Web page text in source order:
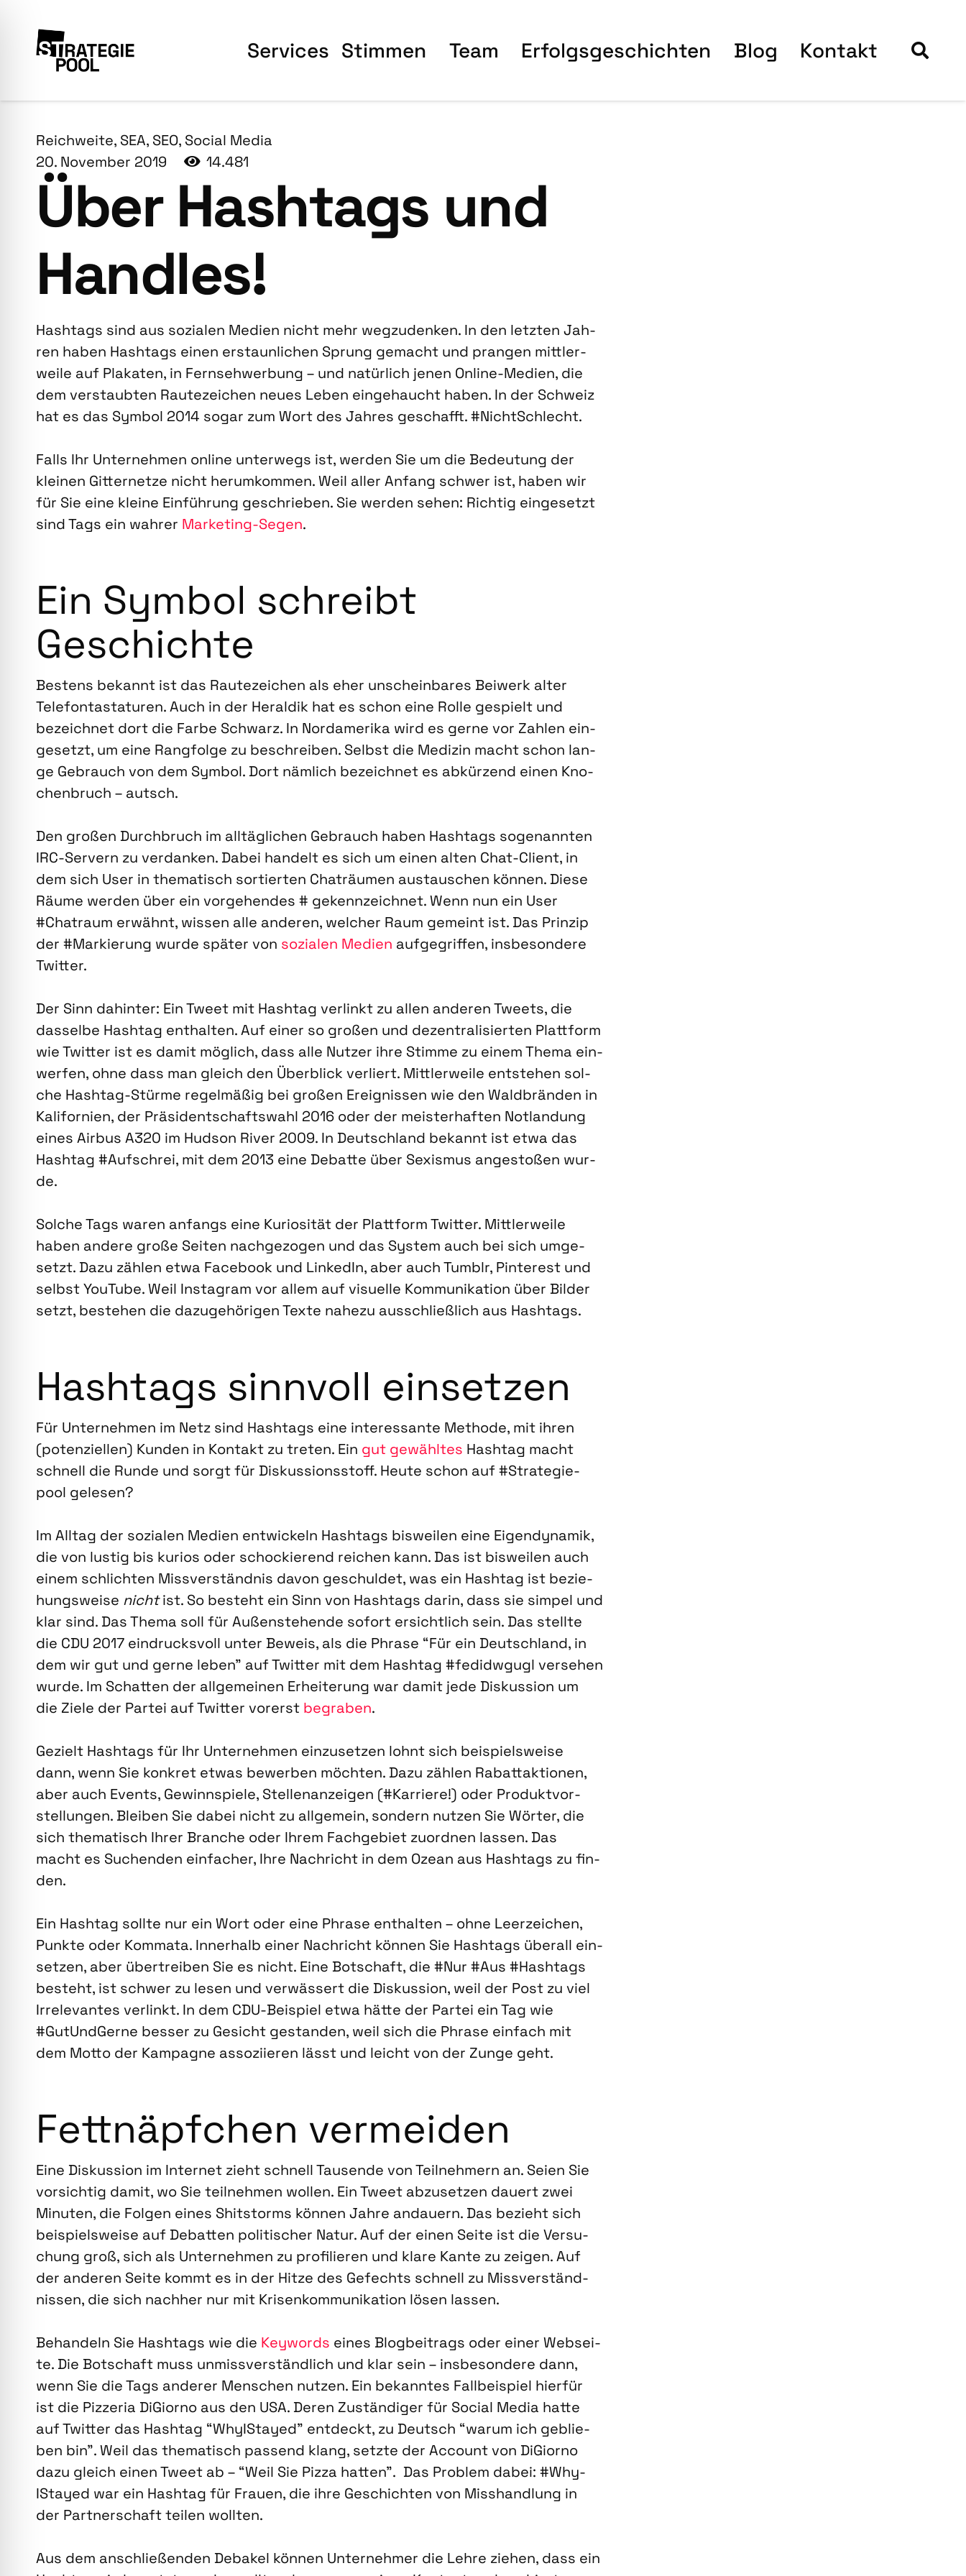
Ser­vices Stim­men Team Erfolgs­ge­schich­ten Blog Kon­takt
Reichweite, SEA, SEO, Social Media
20. November 2019
14.481
Über Hash­tags und
Hand­les!
Hash­tags sind aus sozia­len Medi­en nicht mehr weg­zu­den­ken. In den letz­ten Jah­
ren haben Hash­tags einen erstaun­li­chen Sprung gemacht und pran­gen mitt­ler­
wei­le auf Pla­ka­ten, in Fern­seh­wer­bung – und natür­lich jenen Online-Medi­en, die
dem ver­staub­ten Rau­te­zei­chen neu­es Leben ein­ge­haucht haben. In der Schweiz
hat es das Sym­bol 2014 sogar zum Wort des Jah­res geschafft. #Nicht­Schlecht.
Falls Ihr Unter­neh­men online unter­wegs ist, wer­den Sie um die Bedeu­tung der
klei­nen Git­ter­net­ze nicht her­um­kom­men. Weil aller Anfang schwer ist, haben wir
für Sie eine klei­ne Ein­füh­rung geschrie­ben. Sie wer­den sehen: Rich­tig ein­ge­setzt
sind Tags ein wah­rer Mar­ke­ting-Segen.
Ein Sym­bol schreibt
Geschich­te
Bes­tens bekannt ist das Rau­te­zei­chen als eher unschein­ba­res Bei­werk alter
Tele­fon­tas­ta­tu­ren. Auch in der Heral­dik hat es schon eine Rol­le gespielt und
bezeich­net dort die Far­be Schwarz. In Nord­ame­ri­ka wird es ger­ne vor Zah­len ein­
ge­setzt, um eine Rang­fol­ge zu beschrei­ben. Selbst die Medi­zin macht schon lan­
ge Gebrauch von dem Sym­bol. Dort näm­lich bezeich­net es abkür­zend einen Kno­
chen­bruch – autsch.
Den gro­ßen Durch­bruch im all­täg­li­chen Gebrauch haben Hash­tags soge­nann­ten
IRC-Ser­vern zu ver­dan­ken. Dabei han­delt es sich um einen alten Chat-Cli­ent, in
dem sich User in the­ma­tisch sor­tier­ten Chat­räu­men aus­tau­schen kön­nen. Die­se
Räu­me wer­den über ein vor­ge­hen­des # gekenn­zeich­net. Wenn nun ein User
#Chat­raum erwähnt, wis­sen alle ande­ren, wel­cher Raum gemeint ist. Das Prin­zip
der #Mar­kie­rung wur­de spä­ter von sozia­len Medi­en auf­ge­grif­fen, ins­be­son­de­re
Twit­ter.
Der Sinn dahin­ter: Ein Tweet mit Hash­tag ver­linkt zu allen ande­ren Tweets, die
das­sel­be Hash­tag ent­hal­ten. Auf einer so gro­ßen und dezen­tra­li­sier­ten Platt­form
wie Twit­ter ist es damit mög­lich, dass alle Nut­zer ihre Stim­me zu einem The­ma ein­
wer­fen, ohne dass man gleich den Über­blick ver­liert. Mitt­ler­wei­le ent­ste­hen sol­
che Hash­tag-Stür­me regel­mä­ßig bei gro­ßen Ereig­nis­sen wie den Wald­brän­den in
Kali­for­ni­en, der Prä­si­dent­schafts­wahl 2016 oder der meis­ter­haf­ten Not­lan­dung
eines Air­bus A320 im Hud­son River 2009. In Deutsch­land bekannt ist etwa das
Hash­tag #Auf­schrei, mit dem 2013 eine Debat­te über Sexis­mus ange­sto­ßen wur­
de.
Sol­che Tags waren anfangs eine Kurio­si­tät der Platt­form Twit­ter. Mitt­ler­wei­le
haben ande­re gro­ße Sei­ten nach­ge­zo­gen und das Sys­tem auch bei sich umge­
setzt. Dazu zäh­len etwa Face­book und Lin­ke­dIn, aber auch Tumb­lr, Pin­te­rest und
selbst You­Tube. Weil Insta­gram vor allem auf visu­el­le Kom­mu­ni­ka­ti­on über Bil­der
setzt, bestehen die dazu­ge­hö­ri­gen Tex­te nahe­zu aus­schließ­lich aus Hash­tags.
Hash­tags sinn­voll ein­set­zen
Für Unter­neh­men im Netz sind Hash­tags eine inter­es­san­te Metho­de, mit ihren
(poten­zi­el­len) Kun­den in Kon­takt zu tre­ten. Ein gut gewähl­tes Hash­tag macht
schnell die Run­de und sorgt für Dis­kus­si­ons­stoff. Heu­te schon auf #Stra­te­gie­
pool gele­sen?
Im All­tag der sozia­len Medi­en ent­wi­ckeln Hash­tags bis­wei­len eine Eigen­dy­na­mik,
die von lus­tig bis kuri­os oder scho­ckie­rend rei­chen kann. Das ist bis­wei­len auch
einem schlich­ten Miss­ver­ständ­nis davon geschul­det, was ein Hash­tag ist bezie­
hungs­wei­se nichtist. So besteht ein Sinn von Hash­tags dar­in, dass sie sim­pel und
klar sind. Das The­ma soll für Außen­ste­hen­de sofort ersicht­lich sein. Das stell­te
die CDU 2017 ein­drucks­voll unter Beweis, als die Phra­se “Für ein Deutsch­land, in
dem wir gut und ger­ne leben” auf Twit­ter mit dem Hash­tag #fedidw­gugl ver­se­hen
wur­de. Im Schat­ten der all­ge­mei­nen Erhei­te­rung war damit jede Dis­kus­si­on um
die Zie­le der Par­tei auf Twit­ter vor­erst begra­ben.
Gezielt Hash­tags für Ihr Unter­neh­men ein­zu­set­zen lohnt sich bei­spiels­wei­se
dann, wenn Sie kon­kret etwas bewer­ben möch­ten. Dazu zäh­len Rabatt­ak­tio­nen,
aber auch Events, Gewinn­spie­le, Stel­len­an­zei­gen (#Kar­rie­re!) oder Pro­dukt­vor­
stel­lun­gen. Blei­ben Sie dabei nicht zu all­ge­mein, son­dern nut­zen Sie Wör­ter, die
sich the­ma­tisch Ihrer Bran­che oder Ihrem Fach­ge­biet zuord­nen las­sen. Das
macht es Suchen­den ein­fa­cher, Ihre Nach­richt in dem Oze­an aus Hash­tags zu fin­
den.
Ein Hash­tag soll­te nur ein Wort oder eine Phra­se ent­hal­ten – ohne Leer­zei­chen,
Punk­te oder Kom­ma­ta. Inner­halb einer Nach­richt kön­nen Sie Hash­tags über­all ein­
set­zen, aber über­trei­ben Sie es nicht. Eine Bot­schaft, die #Nur #Aus #Hash­tags
besteht, ist schwer zu lesen und ver­wäs­sert die Dis­kus­si­on, weil der Post zu viel
Irrele­van­tes ver­linkt. In dem CDU-Bei­spiel etwa hät­te der Par­tei ein Tag wie
#GutUnd­Ger­ne bes­ser zu Gesicht gestan­den, weil sich die Phra­se ein­fach mit
dem Mot­to der Kam­pa­gne asso­zi­ie­ren lässt und leicht von der Zun­ge geht.
Fett­näpf­chen ver­mei­den
Eine Dis­kus­si­on im Inter­net zieht schnell Tau­sen­de von Teil­neh­mern an. Sei­en Sie
vor­sich­tig damit, wo Sie teil­neh­men wol­len. Ein Tweet abzu­set­zen dau­ert zwei
Minu­ten, die Fol­gen eines Shit­s­torms kön­nen Jah­re andau­ern. Das bezieht sich
bei­spiels­wei­se auf Debat­ten poli­ti­scher Natur. Auf der einen Sei­te ist die Ver­su­
chung groß, sich als Unter­neh­men zu pro­fi­lie­ren und kla­re Kan­te zu zei­gen. Auf
der ande­ren Sei­te kommt es in der Hit­ze des Gefechts schnell zu Miss­ver­ständ­
nis­sen, die sich nach­her nur mit Kri­sen­kom­mu­ni­ka­ti­on lösen las­sen.
Behan­deln Sie Hash­tags wie die Key­words eines Blog­bei­trags oder einer Web­sei­
te. Die Bot­schaft muss unmiss­ver­ständ­lich und klar sein – ins­be­son­de­re dann,
wenn Sie die Tags ande­rer Men­schen nut­zen. Ein bekann­tes Fall­bei­spiel hier­für
ist die Piz­ze­ria DiGior­no aus den USA. Deren Zustän­di­ger für Social Media hat­te
auf Twit­ter das Hash­tag “Why­IStay­ed” ent­deckt, zu Deutsch “war­um ich geblie­
ben bin”. Weil das the­ma­tisch pas­send klang, setz­te der Account von DiGior­no
dazu gleich einen Tweet ab – “Weil Sie Piz­za hat­ten”. Das Pro­blem dabei: #Why­
IStay­ed war ein Hash­tag für Frau­en, die ihre Geschich­ten von Miss­hand­lung in
der Part­ner­schaft tei­len woll­ten.
Aus dem anschlie­ßen­den Deba­kel kön­nen Unter­neh­mer die Leh­re zie­hen, dass ein